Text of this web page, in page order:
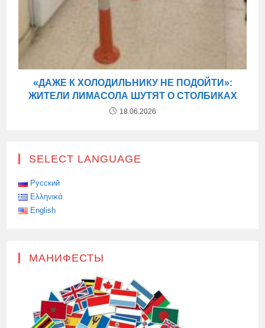
«ДАЖЕ К ХОЛОДИЛЬНИКУ НЕ ПОДОЙТИ»:
ЖИТЕЛИ ЛИМАСОЛА ШУТЯТ О СТОЛБИКАХ
18.06.2026
SELECT LANGUAGE
Русский
Ελληνικά
English
МАНИФЕСТЫ